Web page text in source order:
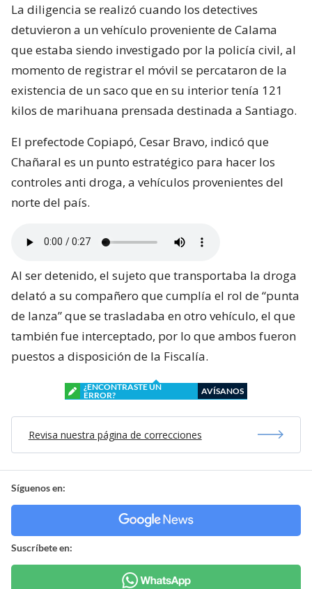
La diligencia se realizó cuando los detectives
detuvieron a un vehículo proveniente de Calama
que estaba siendo investigado por la policía civil, al
momento de registrar el móvil se percataron de la
existencia de un saco que en su interior tenía 121
kilos de marihuana prensada destinada a Santiago.
El prefectode Copiapó, Cesar Bravo, indicó que
Chañaral es un punto estratégico para hacer los
controles anti droga, a vehículos provenientes del
norte del país.
Al ser detenido, el sujeto que transportaba la droga
delató a su compañero que cumplía el rol de “punta
de lanza” que se trasladaba en otro vehículo, el que
también fue interceptado, por lo que ambos fueron
puestos a disposición de la Fiscalía.
¿ENCONTRASTE UN
ERROR?
AVÍSANOS
Revisa nuestra página de correcciones
Síguenos en:
Suscríbete en: